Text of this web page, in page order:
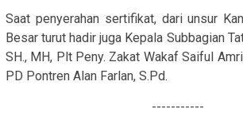
Saat penyerahan sertifikat, dari unsur
Besar turut hadir juga Kepala Subbagian
SH., MH, Plt Peny. Zakat Wakaf Saiful
PD Pontren Alan Farlan, S.Pd.
-----------